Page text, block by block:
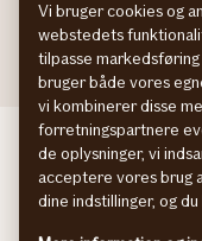
Bliv partner
If
If
Vi bruger cookies og
webstedets
tilpasse
bruger både vores
vi kombinerer disse
forretningspartnere
de oplysninger, vi
acceptere vores brug
dine indstillinger, og